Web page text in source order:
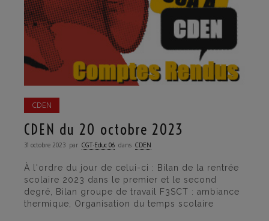
CDEN
CDEN du 20 octobre 2023
31 octobre 2023 par CGT·Educ 06 dans CDEN
À l'ordre du jour de celui-ci : Bilan de la rentrée
scolaire 2023 dans le premier et le second
degré, Bilan groupe de travail F3SCT : ambiance
thermique, Organisation du temps scolaire